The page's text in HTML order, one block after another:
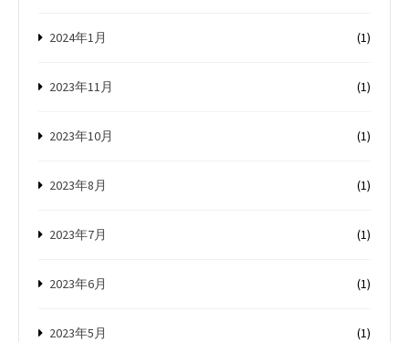
2024年1月 (1)
2023年11月 (1)
2023年10月 (1)
2023年8月 (1)
2023年7月 (1)
2023年6月 (1)
2023年5月 (1)